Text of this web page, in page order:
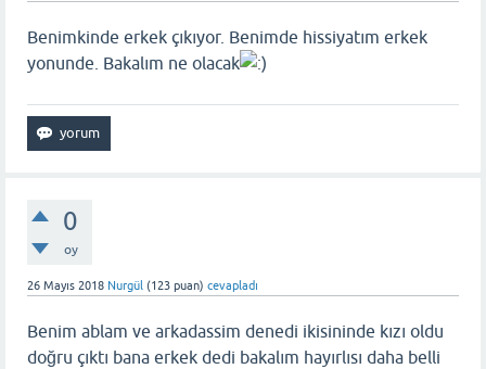
Benimkinde erkek çıkıyor. Benimde hissiyatım erkek
yonunde. Bakalım ne olacak
0
oy
26 Mayıs 2018 Nurgül (123 puan) cevapladı
Benim ablam ve arkadassim denedi ikisininde kızı oldu
doğru çıktı bana erkek dedi bakalım hayırlısı daha belli